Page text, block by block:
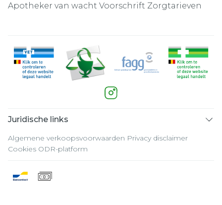
Apotheker van wacht Voorschrift Zorgtarieven
Juridische links
Algemene verkoopsvoorwaarden Privacy disclaimer
Cookies ODR-platform